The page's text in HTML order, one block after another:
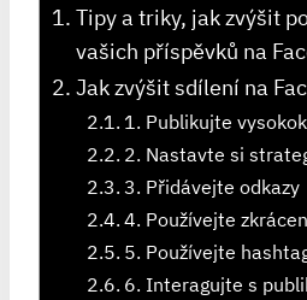
Tipy a triky, jak zvýšit
vašich příspěvků na
Jak zvýšit sdílení na
1. Publikujte
2. Nastavte si
3. Přidávejte odkazy
4. Používejte
5. Používejte
6. Interagujte s